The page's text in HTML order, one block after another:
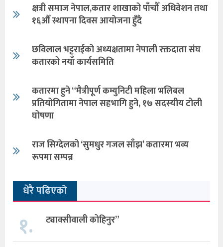
क्षत्री समाज नेपाल,कतार शाखाको पाँचौँ अधिवेशन तथा
१६औँ स्थापना दिवस आयोजना हुँदै
छविलाल भट्टराईको अध्यक्षतामा नेपाली रक्तदाता संघ
कतारको नयाँ कार्यसमिति
कतारमा हुने “मैत्रीपूर्ण कम्युनिटी महिला भलिबल
प्रतियोगितामा नेपाल सहभागि हुने, १७ सदस्यीय टोली
घोषणा
राज सिग्देलको ‘सुमधुर गजल साँझ’ कतारमा भव्य
रूपमा सम्पन्न
धेरै पढिएको
१. ट्याक्सीवाली कोहिनुर”